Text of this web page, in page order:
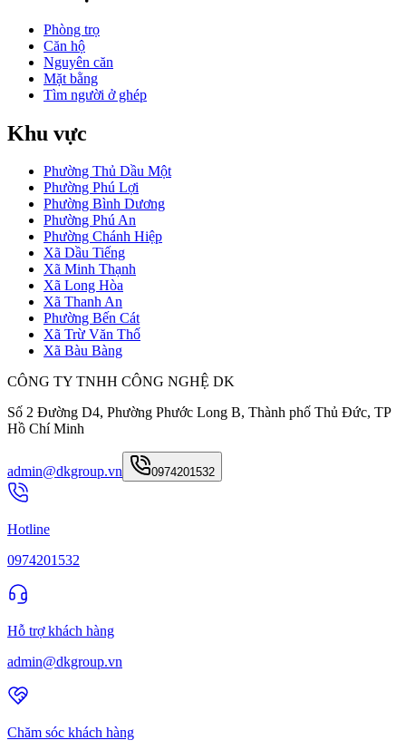
Phòng trọ
Căn hộ
Nguyên căn
Mặt bằng
Tìm người ở ghép
Khu vực
Phường Thủ Dầu Một
Phường Phú Lợi
Phường Bình Dương
Phường Phú An
Phường Chánh Hiệp
Xã Dầu Tiếng
Xã Minh Thạnh
Xã Long Hòa
Xã Thanh An
Phường Bến Cát
Xã Trừ Văn Thố
Xã Bàu Bàng
CÔNG TY TNHH CÔNG NGHỆ DK
Số 2 Đường D4, Phường Phước Long B, Thành phố Thủ Đức, TP
Hồ Chí Minh
admin@dkgroup.vn 0974201532
Hotline
0974201532
Hỗ trợ khách hàng
admin@dkgroup.vn
Chăm sóc khách hàng